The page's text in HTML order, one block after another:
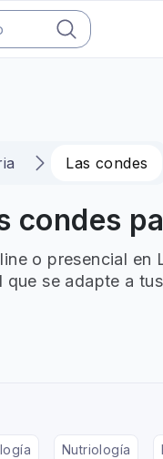
Las condes
condes
o presencial en
se adapte a
Nutriología